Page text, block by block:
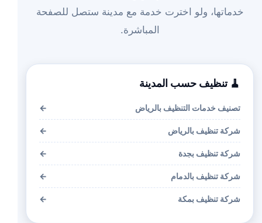
خدماتها، ولو اخترت خدمة مع مدينة ستصل للصفحة
المباشرة.
🧹 تنظيف حسب المدينة
تصنيف خدمات التنظيف بالرياض ←
شركة تنظيف بالرياض ←
شركة تنظيف بجدة ←
شركة تنظيف بالدمام ←
شركة تنظيف بمكة ←